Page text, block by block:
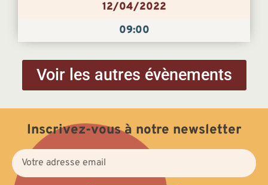
12/04/2022
09:00
Voir les autres évènements
Inscrivez-vous à notre newsletter